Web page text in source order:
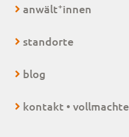
anwält+innen
standorte
blog
kontakt •